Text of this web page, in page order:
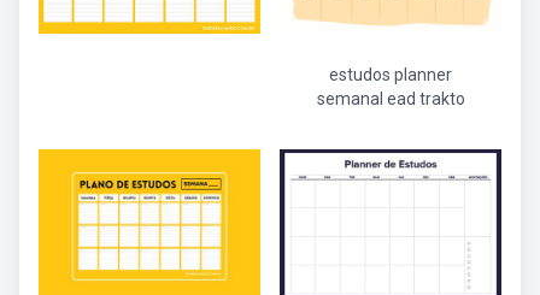
estudos planner
semanal ead trakto